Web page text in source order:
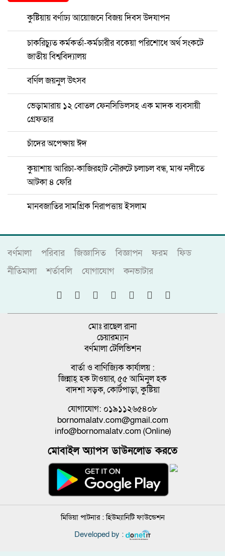
কুষ্টিয়ায় বর্ণাঢ্য আয়োজনে বিজয় দিবস উদযাপন
চাকরিচ্যুত কর্মকর্তা-কর্মচারীর বকেয়া পরিশোধে অর্থ সংকটে
জাতীয় বিশ্ববিদ্যালয়
বর্ণিল জয়নুল উৎসব
ভেড়ামারায় ১২ বোতল ফেনসিডিলসহ এক মাদক ব্যবসায়ী
গ্রেফতার
চাঁদের অপেক্ষায় ঈদ
কুয়াশায় আরিচা-কাজিরহাট নৌরুটে চলাচল বন্ধ, মাঝ নদীতে
আটকা ৪ ফেরি
মানবজাতির সামগ্রিক নিরাপত্তায় ইসলাম
বর্ণমালা পরিবার জিজ্ঞাসিত বিজ্ঞাপন ফরম
ফিড
নীতিমালা
শর্তাবলি যোগাযোগ কনভাটার
মোঃ রাছেল রানা
চেয়ারম্যান
বর্ণমালা টেলিভিশন
বার্তা ও বাণিজ্যিক কার্যালয় :
জিন্নাহ্ হক টাওয়ার, ৫৫ আমিনুল হক
বাদশা সড়ক, কোর্টপাড়া, কুষ্টিয়া
যোগাযোগ: ০১৯১১২৬৫৪০৮
bornomalatv.com@gmail.com
info@bornomalatv.com (Online)
মোবাইল অ্যাপস ডাউনলোড করতে
মিডিয়া পাটনার :হিউম্যানিটি ফাউন্ডেশন
Developed by :